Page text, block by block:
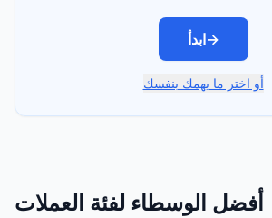
ابدأ→
أو اختر ما يهمك بنفسك
أفضل الوسطاء لفئة العملات